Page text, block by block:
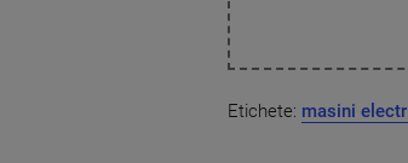
Etichete: masini